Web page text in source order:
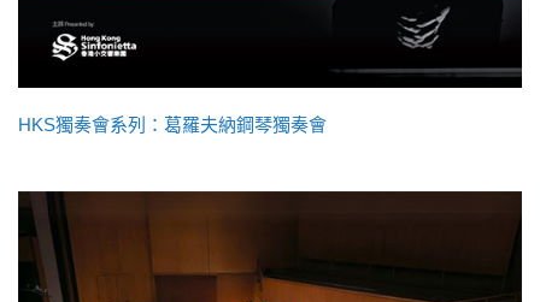
HKS獨奏會系列：葛羅夫納鋼琴獨奏會